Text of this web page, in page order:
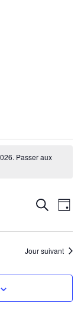
Passer aux
et
de
vues
Recherche
Jour
Jour suivant